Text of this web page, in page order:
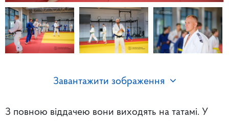
Завантажити зображення
З повною віддачею вони виходять на татамі. У